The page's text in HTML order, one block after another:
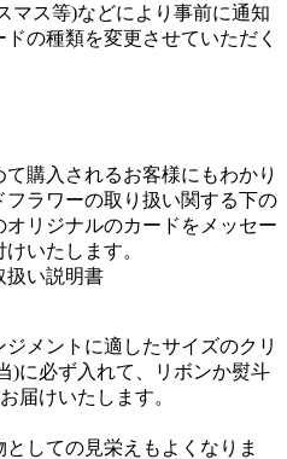
マス等)などにより事前に通知
の種類を変更させていただく
購入されるお客様にもわかり
ラワーの取り扱い関する下の
リジナルのカードをメッセー
いたします。
メントに適したサイズのクリ
)に必ず入れて、リボンか熨斗
届けいたします。
しての見栄えもよくなりま